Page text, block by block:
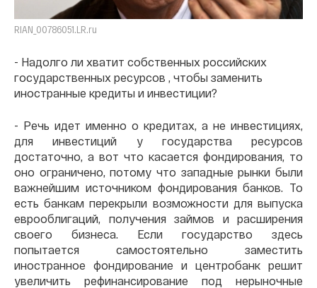
RIAN_00786051.LR.ru
- Надолго ли хватит собственных российских
государственных ресурсов , чтобы заменить
иностранные кредиты и инвестиции?
- Речь идет именно о кредитах, а не инвестициях,
для инвестиций у государства ресурсов
достаточно, а вот что касается фондирования, то
оно ограничено, потому что западные рынки были
важнейшим источником фондирования банков. То
есть банкам перекрыли возможности для выпуска
еврооблигаций, получения займов и расширения
своего бизнеса. Если государство здесь
попытается самостоятельно заместить
иностранное фондирование и центробанк решит
увеличить рефинансирование под нерыночные